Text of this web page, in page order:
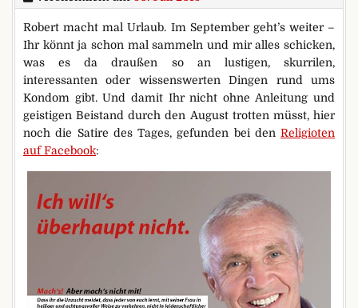
Robert macht mal Urlaub. Im September geht’s weiter –
Ihr könnt ja schon mal sammeln und mir alles schicken,
was es da draußen so an lustigen, skurrilen,
interessanten oder wissenswerten Dingen rund ums
Kondom gibt. Und damit Ihr nicht ohne Anleitung und
geistigen Beistand durch den August trotten müsst, hier
noch die Satire des Tages, gefunden bei den Religioten
auf Facebook: